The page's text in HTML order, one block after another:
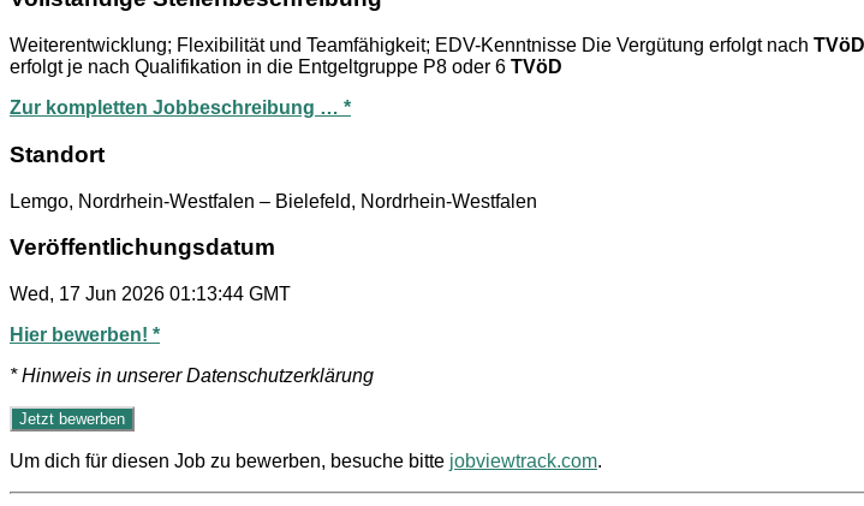
Weiterentwicklung; Flexibilität und Teamfähigkeit; EDV-Kenntnisse Die Vergütung erfolgt nach TVöD
erfolgt je nach Qualifikation in die Entgeltgruppe P8 oder 6 TVöD
Zur kompletten Jobbeschreibung … *
Standort
Lemgo, Nordrhein-Westfalen – Bielefeld, Nordrhein-Westfalen
Veröffentlichungsdatum
Wed, 17 Jun 2026 01:13:44 GMT
Hier bewerben! *
* Hinweis in unserer Datenschutzerklärung
Um dich für diesen Job zu bewerben, besuche bitte jobviewtrack.com.